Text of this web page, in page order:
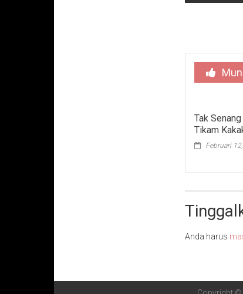
Tak
Tikam
Februari
Anda harus